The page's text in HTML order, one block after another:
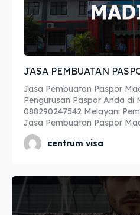
Apostille
Penerjemah
Asuransi
Blog
Apostille
Penerjemah
Asuransi
Blog
JASA PEMBUATAN
Jasa Pembuatan Paspor
Pengurusan Paspor Anda di
088290247542 Melayani
Jasa Pembuatan Paspor
centrum visa